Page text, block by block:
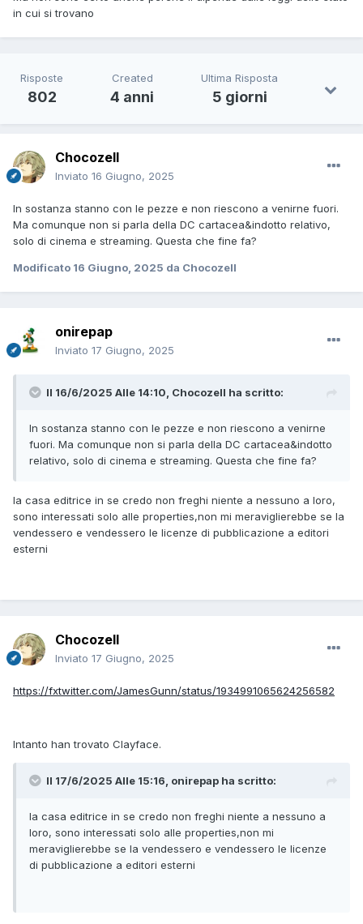
in cui si trovano
Risposte
802
Created
4 anni
Ultima Risposta
5 giorni
Chocozell
Inviato 16 Giugno, 2025
In sostanza stanno con le pezze e non riescono a venirne fuori.
Ma comunque non si parla della DC cartacea&indotto relativo,
solo di cinema e streaming. Questa che fine fa?
Modificato 16 Giugno, 2025 da Chocozell
onirepap
Inviato 17 Giugno, 2025
Il 16/6/2025 Alle 14:10, Chocozell ha scritto:
In sostanza stanno con le pezze e non riescono a venirne
fuori. Ma comunque non si parla della DC cartacea&indotto
relativo, solo di cinema e streaming. Questa che fine fa?
la casa editrice in se credo non freghi niente a nessuno a loro,
sono interessati solo alle properties,non mi meraviglierebbe se la
vendessero e vendessero le licenze di pubblicazione a editori
esterni
Chocozell
Inviato 17 Giugno, 2025
https://fxtwitter.com/JamesGunn/status/1934991065624256582
Intanto han trovato Clayface.
Il 17/6/2025 Alle 15:16, onirepap ha scritto:
la casa editrice in se credo non freghi niente a nessuno a
loro, sono interessati solo alle properties,non mi
meraviglierebbe se la vendessero e vendessero le licenze
di pubblicazione a editori esterni